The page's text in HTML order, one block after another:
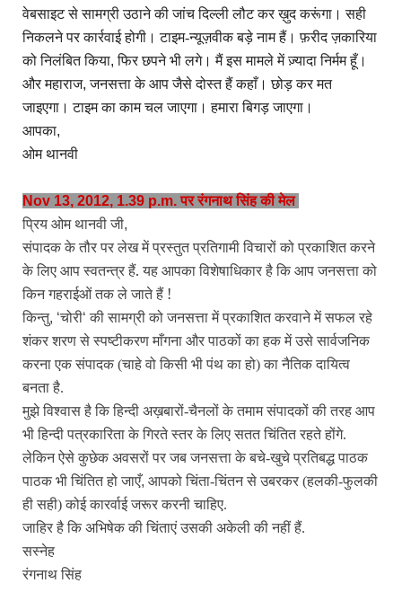
वेबसाइट से सामग्री उठाने की जांच दिल्ली लौट कर ख़ुद करूंगा। सही
निकलने पर कार्रवाई होगी। टाइम-न्यूज़वीक बड़े नाम हैं। फ़रीद ज़कारिया
को निलंबित किया,फिर छपने भी लगे। मैं इस मामले में ज़्यादा निर्मम हूँ।
और महाराज,जनसत्ता के आप जैसे दोस्त हैं कहाँ। छोड़ कर मत
जाइएगा। टाइम का काम चल जाएगा। हमारा बिगड़ जाएगा।
आपका,
ओम थानवी
Nov 13, 2012, 1.39 p.m. पर रंगनाथ सिंह की मेल
प्रिय ओम थानवी जी,
संपादक के तौर पर लेख में प्रस्तुत प्रतिगामी विचारों को प्रकाशित करने
के लिए आप स्वतन्त्र हैं. यह आपका विशेषाधिकार है कि आप जनसत्ता को
किन गहराईओं तक ले जाते हैं !
किन्तु, ‘चोरी‘की सामग्री को जनसत्ता में प्रकाशित करवाने में सफल रहे
शंकर शरण से स्पष्टीकरण माँगना और पाठकों का हक में उसे सार्वजनिक
करना एक संपादक (चाहे वो किसी भी पंथ का हो) का नैतिक दायित्व
बनता है.
मुझे विश्वास है कि हिन्दी अख़बारों-चैनलों के तमाम संपादकों की तरह आप
भी हिन्दी पत्रकारिता के गिरते स्तर के लिए सतत चिंतित रहते होंगे.
लेकिन ऐसे कुछेक अवसरों पर जब जनसत्ता के बचे-खुचे प्रतिबद्ध पाठक
पाठक भी चिंतित हो जाएँ, आपको चिंता-चिंतन से उबरकर (हलकी-फुलकी
ही सही) कोई कारर्वाई जरूर करनी चाहिए.
जाहिर है कि अभिषेक की चिंताएं उसकी अकेली की नहीं हैं.
सस्नेह
रंगनाथ सिंह